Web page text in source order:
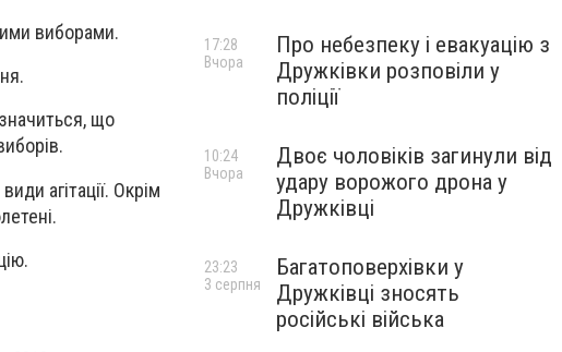
виборами.
що
агітації. Окрім
Про небезпеку і евакуацію з
Дружківки розповіли у
поліції
17:28
Вчора
Двоє чоловіків загинули від
удару ворожого дрона у
Дружківці
10:24
Вчора
Багатоповерхівки у
Дружківці зносять
російські війська
23:23
3 серпня